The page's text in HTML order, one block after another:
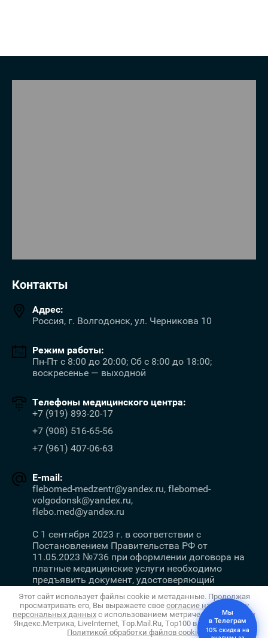
Контакты
Адрес:
Россия, г. Волгодонск, ул. Черникова 10
Режим работы:
Пн-Пт с 8:00 до 20:00; Сб с 8:00 до 18:00;
воскресенье — выходной
Телефоны медицинского центра:
+7 (919) 893-20-17
+7 (908) 516-65-56
+7 (961) 407-06-63
E-mail:
flebomed-medzentr@yandex.ru, flebomed-
volgodonsk@yandex.ru,
flebo.med@yandex.ru
С 1 сентября 2023 г. в соответствии с
Постановлением Правительства РФ от
11.05.2023 №736 при оформлении договора на
платные медицинские услуги необходимо
предъявить документ, удостоверяющий
личность.
Copyright © 2011 - 2026 Салон Флебомед
Этот сайт использует файлы cookie и метаданные. Продолжая
просматривать его, Вы выражаете свое согласие на обработку
персональных данных с использованием метрических программ
Яндекс.Метрика, LiveInternet, Top.Mail.Ru, Top100 в соответствии с
Политикой обработки файлов cookie
Мы
в Телеграм
10% скидка на